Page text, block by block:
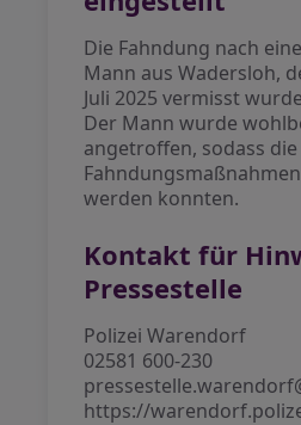
Die Fahndung nach
Mann aus Wadersloh,
Juli 2025 vermisst
Der Mann wurde
angetroffen, sodass die
werden konnten.
Kontakt für
Pressestelle
Polizei Warendorf
02581 600-230
https://